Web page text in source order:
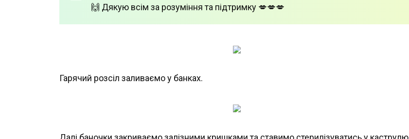
🙌 Дякую всім за розуміння та підтримку 💋💋💋
Гарячий розсіл заливаємо у банках.